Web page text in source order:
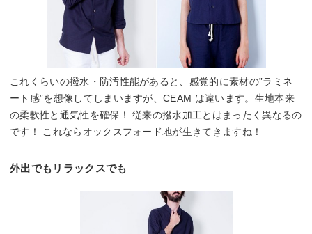
これくらいの撥水・防汚性能があると、感覚的に素材の”ラミネ
ート感”を想像してしまいますが、CEAM は違います。生地本来
の柔軟性と通気性を確保！ 従来の撥水加工とはまったく異なるの
です！ これならオックスフォード地が生きてきますね！
外出でもリラックスでも